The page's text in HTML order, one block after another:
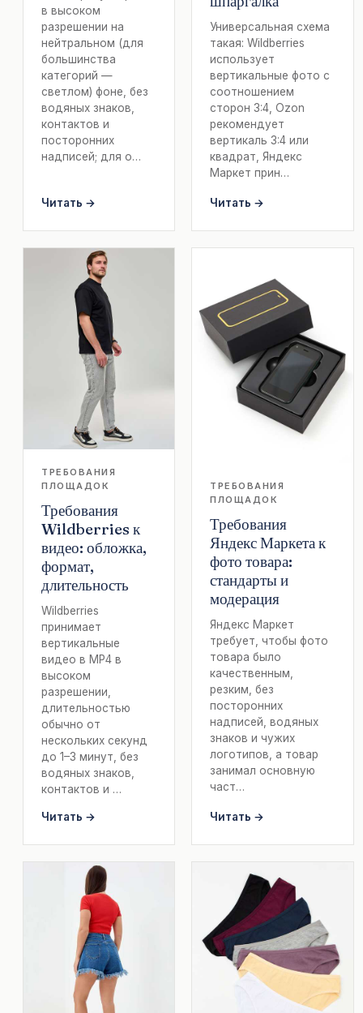
в высоком
разрешении на
нейтральном (для
большинства
категорий —
светлом) фоне, без
водяных знаков,
контактов и
посторонних
надписей; для о…
Читать →
Универсальная схема
такая: Wildberries
использует
вертикальные фото с
соотношением
сторон 3:4, Ozon
рекомендует
вертикаль 3:4 или
квадрат, Яндекс
Маркет прин…
Читать →
ТРЕБОВАНИЯ
ПЛОЩАДОК
Требования
Wildberries к
видео: обложка,
формат,
длительность
Wildberries
принимает
вертикальные
видео в MP4 в
высоком
разрешении,
длительностью
обычно от
нескольких секунд
до 1–3 минут, без
водяных знаков,
контактов и …
Читать →
ТРЕБОВАНИЯ
ПЛОЩАДОК
Требования
Яндекс Маркета к
фото товара:
стандарты и
модерация
Яндекс Маркет
требует, чтобы фото
товара было
качественным,
резким, без
посторонних
надписей, водяных
знаков и чужих
логотипов, а товар
занимал основную
част…
Читать →